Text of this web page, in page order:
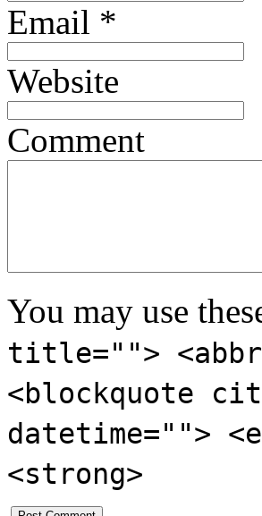
Email *
Website
Comment
You may use
title="">
<blockquote
datetime="">
<strong>